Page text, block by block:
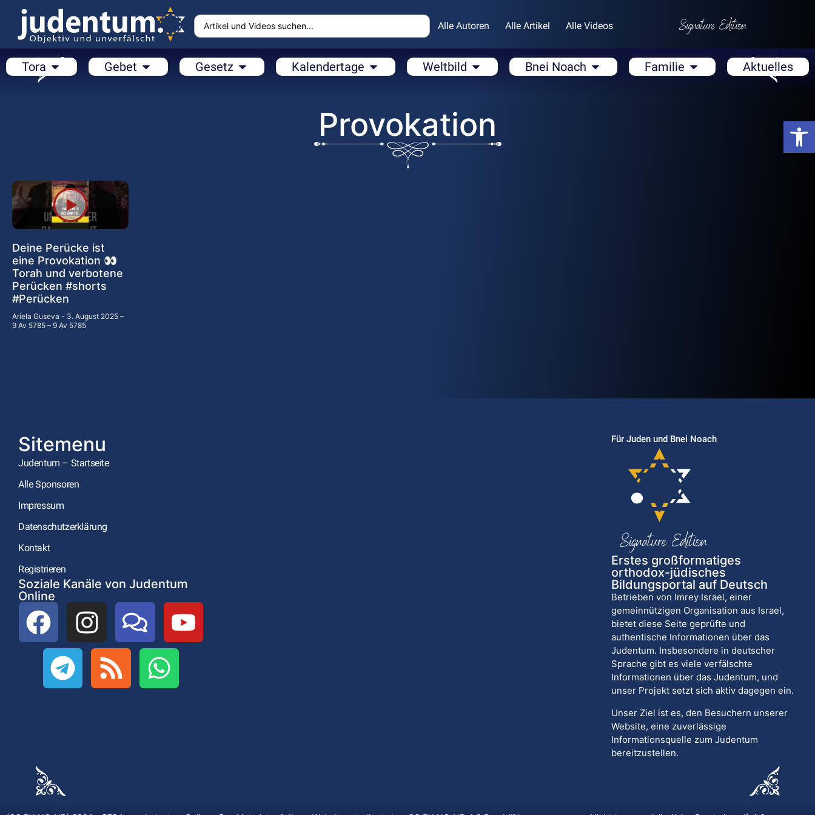
Alle Autoren Alle Artikel Alle Videos
Tora Gebet Gesetz Kalendertage Weltbild Bnei Noach Familie Aktuelles
Provokation
Deine Perücke ist
eine Provokation 👀
Torah und verbotene
Perücken #shorts
#Perücken
Ariela Guseva
3. August 2025 –
9 Av 5785 – 9 Av 5785
Sitemenu
Judentum – Startseite
Alle Sponsoren
Impressum
Datenschutzerklärung
Kontakt
Registrieren
Soziale Kanäle von Judentum
Online
Für Juden und Bnei Noach
Erstes großformatiges
orthodox-jüdisches
Bildungsportal auf Deutsch
Betrieben von Imrey Israel, einer
gemeinnützigen Organisation aus Israel,
bietet diese Seite geprüfte und
authentische Informationen über das
Judentum. Insbesondere in deutscher
Sprache gibt es viele verfälschte
Informationen über das Judentum, und
unser Projekt setzt sich aktiv dagegen ein.
Unser Ziel ist es, den Besuchern unserer
Website, eine zuverlässige
Informationsquelle zum Judentum
bereitzustellen.